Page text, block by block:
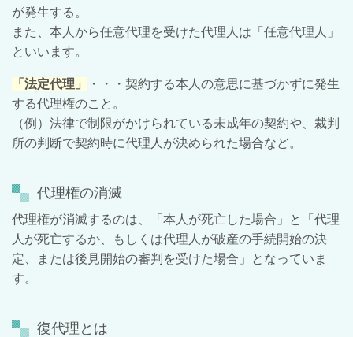
が発生する。
また、本人から任意代理を受けた代理人は「任意代理人」
といいます。
「法定代理」
・・・契約する本人の意思に基づかずに発生
する代理権のこと。
（例）法律で制限がかけられている未成年の契約や、裁判
所の判断で契約時に代理人が決められた場合など。
代理権の消滅
代理権が消滅するのは、「本人が死亡した場合」と「代理
人が死亡するか、もしくは代理人が破産の手続開始の決
定、または後見開始の審判を受けた場合」となっていま
す。
復代理とは